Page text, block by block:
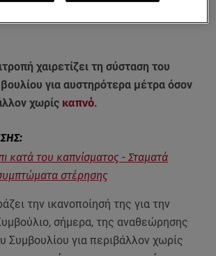
χαιρετίζει τη σύσταση του
για αυστηρότερα μέτρα όσον
χωρίς καπνό.
κατά του καπνίσματος - Σταματά
στέρησης
την ικανοποίησή της για την
σήμερα, της αναθεώρησης
Συμβουλίου για περιβάλλον χωρίς